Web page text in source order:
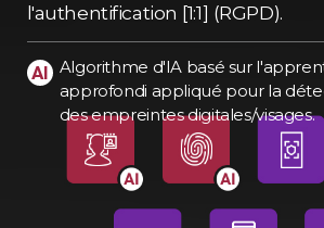
l'authentification [1:1] (RGPD).
Algorithme d'IA basé sur
approfondi appliqué pour la
des empreintes digitales/visages.